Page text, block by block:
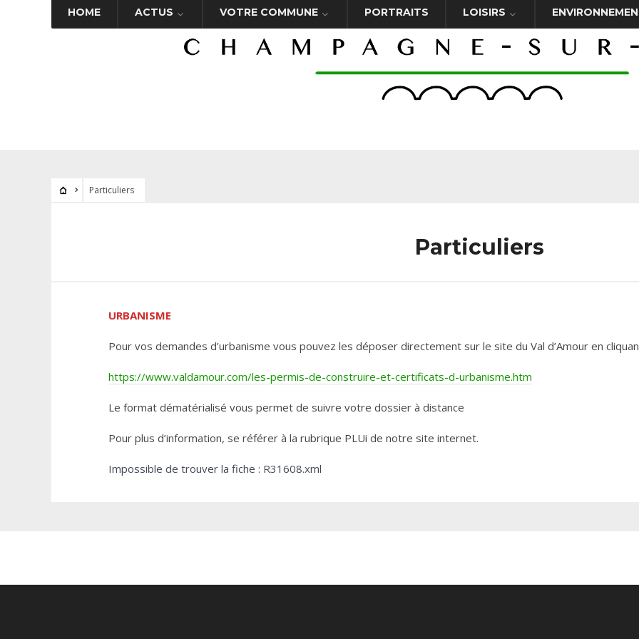
HOME ACTUS VOTRE COMMUNE PORTRAITS LOISIRS
Particuliers
Particuliers
URBANISME
Pour vos demandes d’urbanisme vous pouvez les déposer directement sur le site du Val d’Amour en
https://www.valdamour.com/les-permis-de-construire-et-certificats-d-urbanisme.htm
Le format dématérialisé vous permet de suivre votre dossier à distance
Pour plus d’information, se référer à la rubrique PLUi de notre site internet.
Impossible de trouver la fiche : R31608.xml